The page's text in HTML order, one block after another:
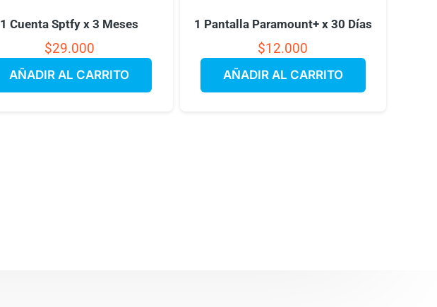
1 Cuenta Sptfy x 3 Meses
$29.000
AÑADIR AL CARRITO
1 Pantalla Paramount+ x 30 Días
$12.000
AÑADIR AL CARRITO